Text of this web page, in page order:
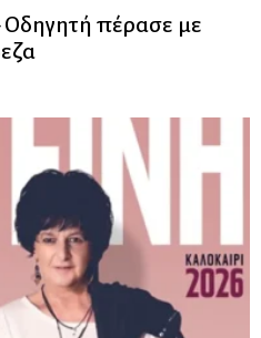
Οδηγητή πέρασε με